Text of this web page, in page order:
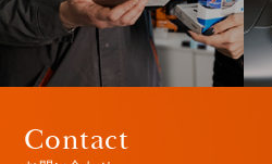
Contact